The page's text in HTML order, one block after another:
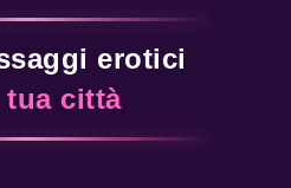
erotici
tua città